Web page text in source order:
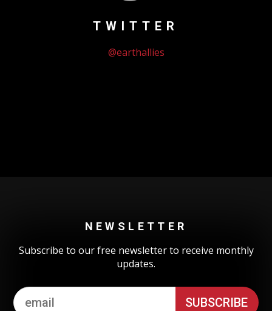
TWITTER
@earthallies
NEWSLETTER
Subscribe to our free newsletter to receive monthly
updates.